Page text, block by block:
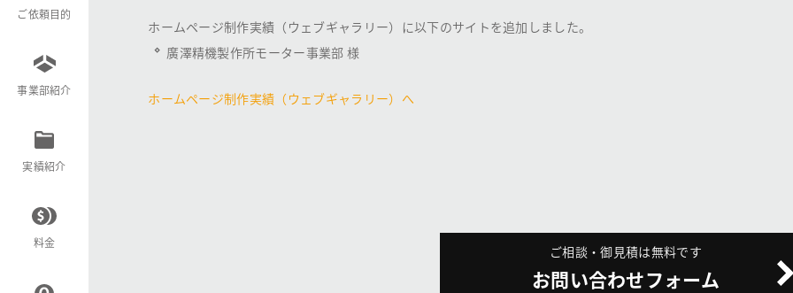
ホームページ制作実績（ウェブギャラリー）に以下のサイトを追加しました。
廣澤精機製作所モーター事業部 様
ホームページ制作実績（ウェブギャラリー）へ
ご相談・御見積は無料です
お問い合わせフォーム
ご依頼目的
事業部紹介
実績紹介
料金